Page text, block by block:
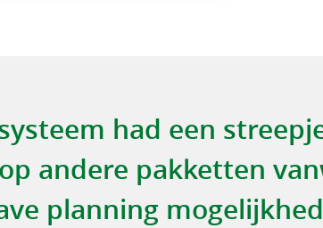
had een
andere pakketten
planning